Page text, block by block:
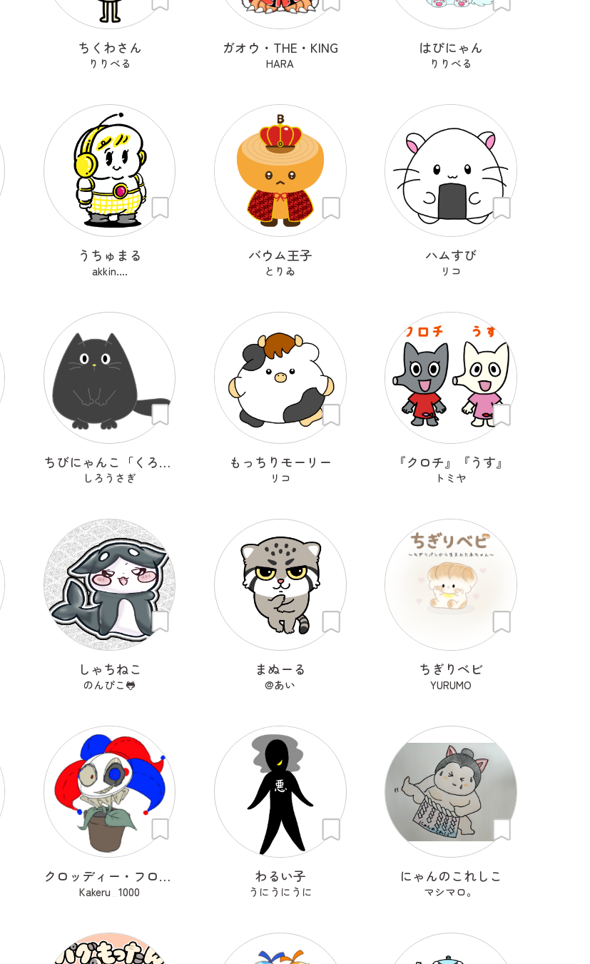
ちくわさん
りりべる
ガオウ・THE・KING
HARA
はぴにゃん
りりべる
うちゅまる
akkin....
バウム王子
とりゐ
ハムすび
リコ
ちびにゃんこ「くろちゃん♡」
しろうさぎ
もっちりモーリー
リコ
『クロチ』『うす』
トミヤ
しゃちねこ
のんぴこ🐸
まぬーる
@あい
ちぎりベビ
YURUMO
クロッディー・フロッティー
Kakeru_1000
わるい子
うにうにうに
にゃんのこれしこ
マシマロ。